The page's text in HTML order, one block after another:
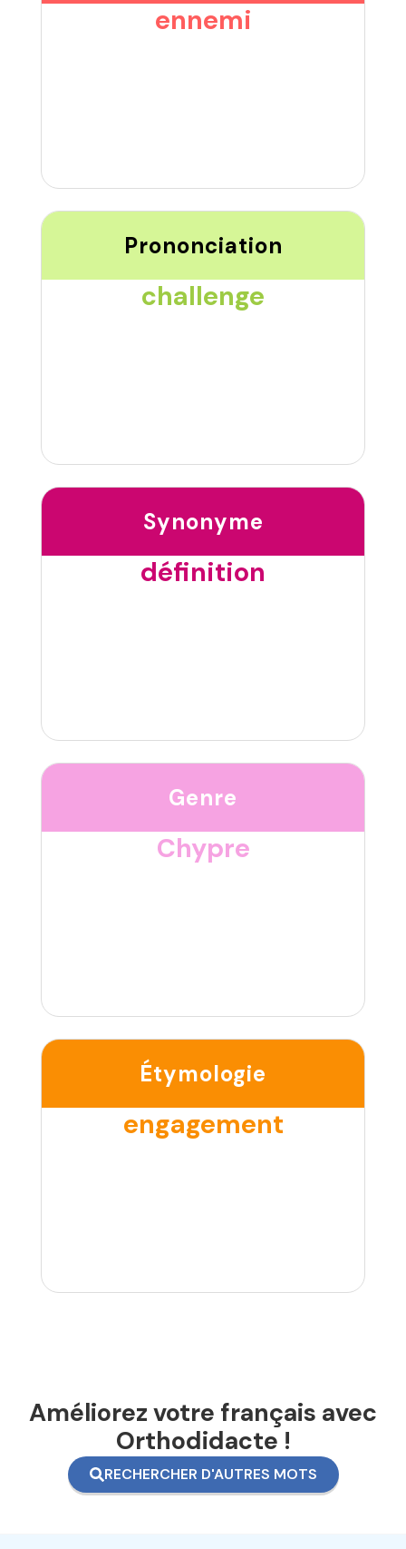
ennemi
Prononciation
challenge
Synonyme
définition
Genre
Chypre
Étymologie
engagement
Améliorez votre français avec
Orthodidacte !
RECHERCHER D'AUTRES MOTS